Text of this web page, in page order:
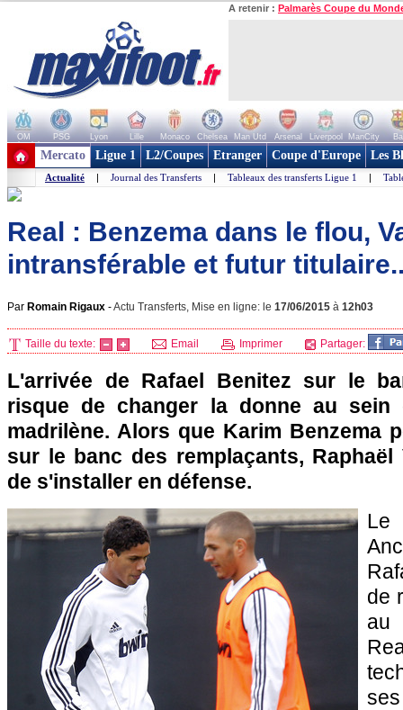
A retenir : Palmarès Coupe du
OM PSG Lyon Lille Monaco Chelsea Man Utd Arsenal Liverpool ManCity
+ de clubs
Mercato Ligue 1 L2/Coupes Etranger Coupe d'Europe Les
Actualité | Journal des Transferts | Tableaux des transferts Ligue 1 |
Real : Benzema dans le flou,
intransférable et futur
Par Romain Rigaux -Actu Transferts, Mise en ligne: le 17/06/2015 à 12h03
Taille du texte: Email Imprimer Partager:
L'arrivée de Rafael Benitez sur le
risque de changer la donne au sein
madrilène. Alors que Karim Benzema
sur le banc des remplaçants, Raphaël
de s'installer en défense.
de
au